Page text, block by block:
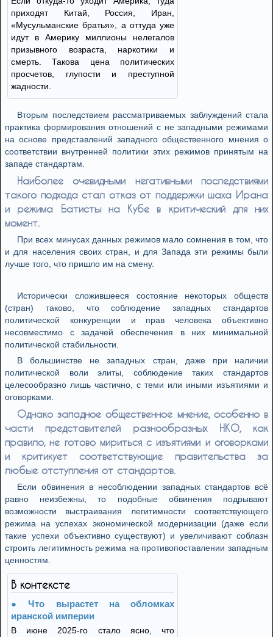
приходят Китай, Россия, Иран,
«Мусульманские братья», а оттуда уже
идут в Америку миллионы нелегалов
призывного возраста, наркотики и
смерть. Такова цена политических
просчетов, глупости и преступной
жадности.
Вторым последствием рассматриваемых заблуждений стала
практика формирования отношений с не западными режимами
на основе представлений западного общественного мнения о
соответствии внутренней политики этих режимов принятым на
западе стандартам.
Наиболее очевидными негативными последствиями
такого подхода стал отказ от поддержки шаха Ирана
и режима Батисты на Кубе в критический для них
момент.
При всех минусах данных режимов мало сомнения в том, что
и для населения своих стран, и для Запада эти режимы были
лучше того, что пришло им на смену.
Исторически сложившееся состояние некоторых обществ
(стран) таково, что соблюдение западных стандартов
политической конкуренции и прав человека объективно
несовместимо с задачей обеспечения в них минимальной
политической стабильности.
В большинстве не западных стран, даже при наличии
политической воли элиты, соблюдение таких стандартов
целесообразно лишь частично, с теми или иными изъятиями и
оговорками.
Однако западное общественное мнение, особенно в
части представителей разнообразных НКО, как
правило, не готово мириться с изъятиями и оговорками
и критикует соответствующие правительства за
любые отступления от стандартов.
Если обвинения в несоблюдении западных стандартов всё
равно неизбежны, то подобные обвинения подрывают
возможности выстраивания легитимности соответствующего
режима на успехах экономической модернизации (даже если
такие успехи объективно существуют) и увеличивают соблазн
строить легитимность режима на противопоставлении западным
ценностям.
В контексте
Что вырастет на обломках
иранской империи
В июне 2025-го стало ясно, что